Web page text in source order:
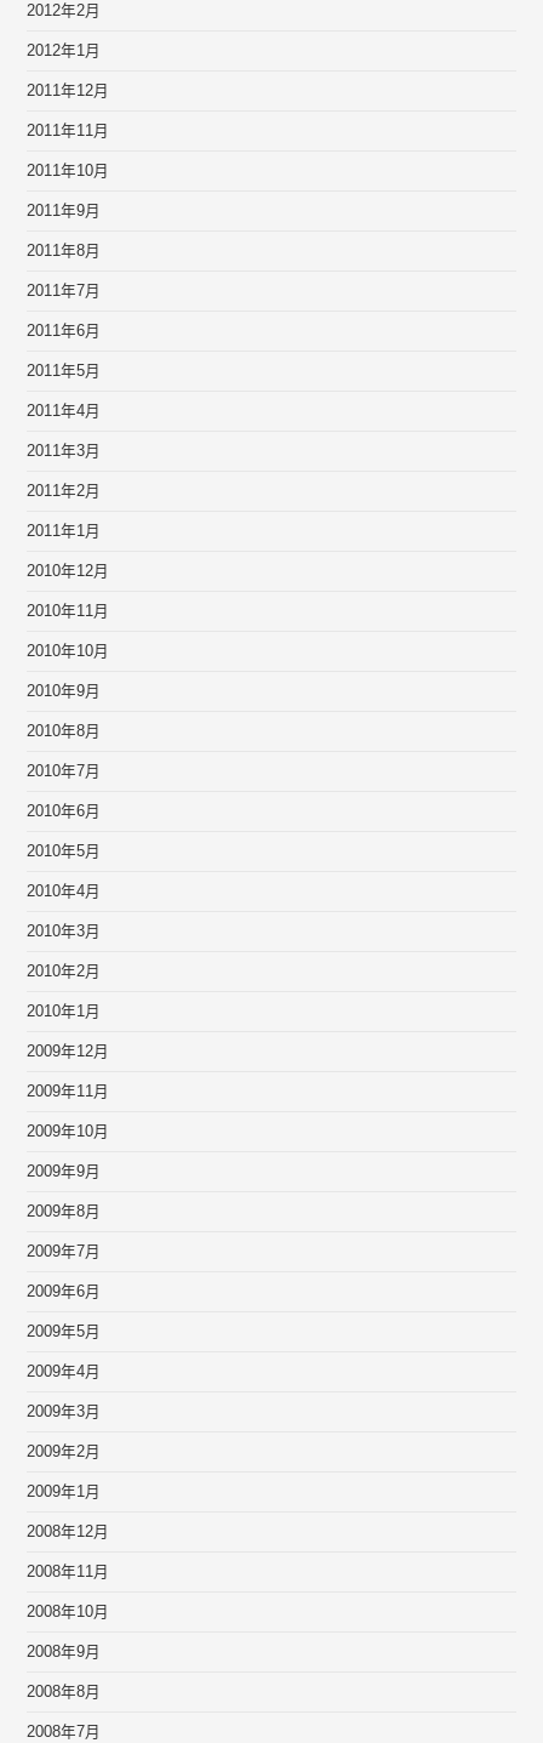
2012年2月
2012年1月
2011年12月
2011年11月
2011年10月
2011年9月
2011年8月
2011年7月
2011年6月
2011年5月
2011年4月
2011年3月
2011年2月
2011年1月
2010年12月
2010年11月
2010年10月
2010年9月
2010年8月
2010年7月
2010年6月
2010年5月
2010年4月
2010年3月
2010年2月
2010年1月
2009年12月
2009年11月
2009年10月
2009年9月
2009年8月
2009年7月
2009年6月
2009年5月
2009年4月
2009年3月
2009年2月
2009年1月
2008年12月
2008年11月
2008年10月
2008年9月
2008年8月
2008年7月